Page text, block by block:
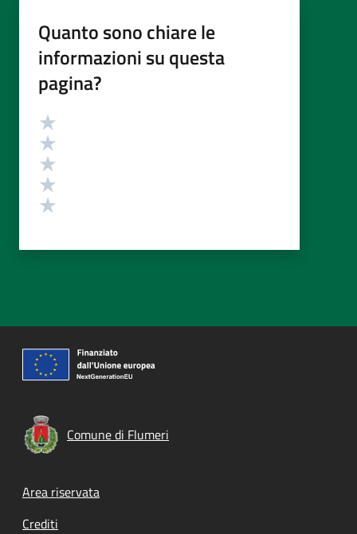
Quanto sono chiare le
informazioni su questa
pagina?
Valutazione
Comune di Flumeri
Footer menu
Area riservata
Crediti